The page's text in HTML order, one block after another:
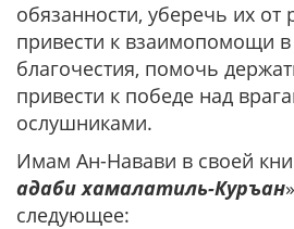
обязанности, уберечь их от
привести к взаимопомощи в
благочестия, помочь
привести к победе над
ослушниками.
Имам Ан-Навави в своей
адаби хамалатиль-Куръан
следующее: